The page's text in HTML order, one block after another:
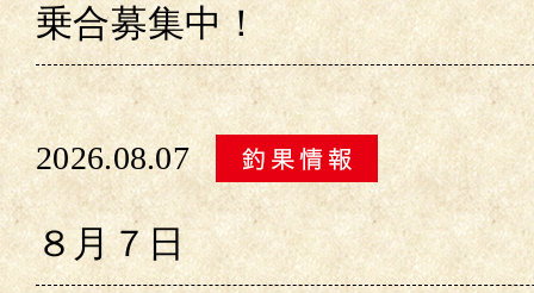
乗合募集中！
2026.08.07
８月７日